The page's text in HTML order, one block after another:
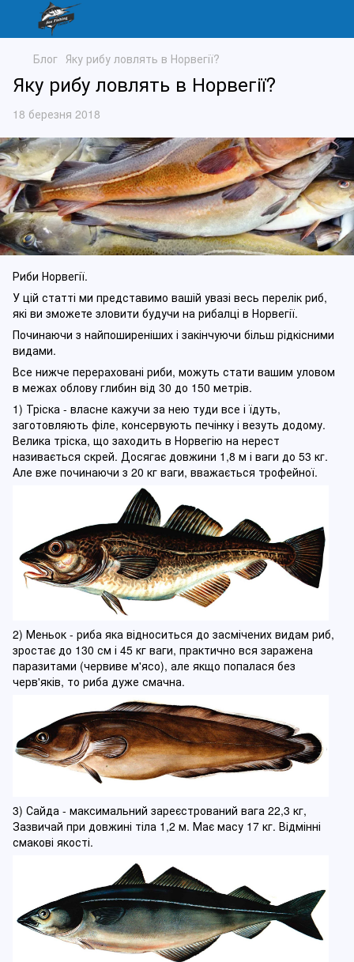
Блог Яку рибу ловлять в Норвегії?
Яку рибу ловлять в Норвегії?
18 березня 2018
Риби Норвегії.
У цій статті ми представимо вашій увазі весь перелік риб,
які ви зможете зловити будучи на рибалці в Норвегії.
Починаючи з найпоширеніших і закінчуючи більш рідкісними
видами.
Все нижче перераховані риби, можуть стати вашим уловом
в межах облову глибин від 30 до 150 метрів.
1) Тріска - власне кажучи за нею туди все і їдуть,
заготовляють філе, консервують печінку і везуть додому.
Велика тріска, що заходить в Норвегію на нерест
називається скрей. Досягає довжини 1,8 м і ваги до 53 кг.
Але вже починаючи з 20 кг ваги, вважається трофейної.
2) Меньок - риба яка відноситься до засмічених видам риб,
зростає до 130 см і 45 кг ваги, практично вся заражена
паразитами (червиве м'ясо), але якщо попалася без
черв'яків, то риба дуже смачна.
3) Сайда - максимальний зареєстрований вага 22,3 кг,
Зазвичай при довжині тіла 1,2 м. Має масу 17 кг. Відмінні
смакові якості.